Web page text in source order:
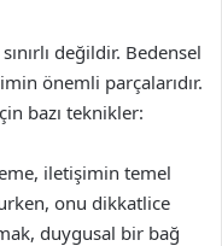
değildir. Bedensel
önemli parçalarıdır.
bazı teknikler:
iletişimin temel
onu dikkatlice
duygusal bir bağ